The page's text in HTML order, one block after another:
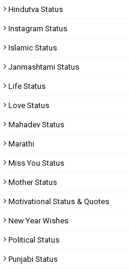
Hindutva Status
Instagram Status
Islamic Status
Janmashtami Status
Life Status
Love Status
Mahadev Status
Marathi
Miss You Status
Mother Status
Motivational Status & Quotes
New Year Wishes
Political Status
Punjabi Status